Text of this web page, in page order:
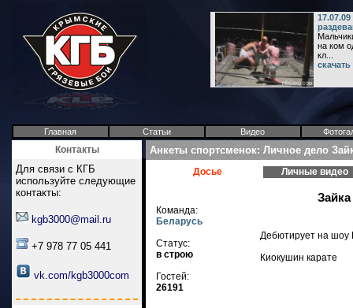
на ком
кл...
Главная Статьи Видео
Контакты
Для связи с КГБ
используйте следующие
контакты:
kgb3000@mail.ru
+7 978 77 05 441
vk.com/kgb3000com
Анкеты спортсменок: Личное дело
Досье Личные видео
Команда:
Беларусь
Статус:
в строю
Гостей:
26191
Зайка
Дебютирует на шоу
Киокушин карате